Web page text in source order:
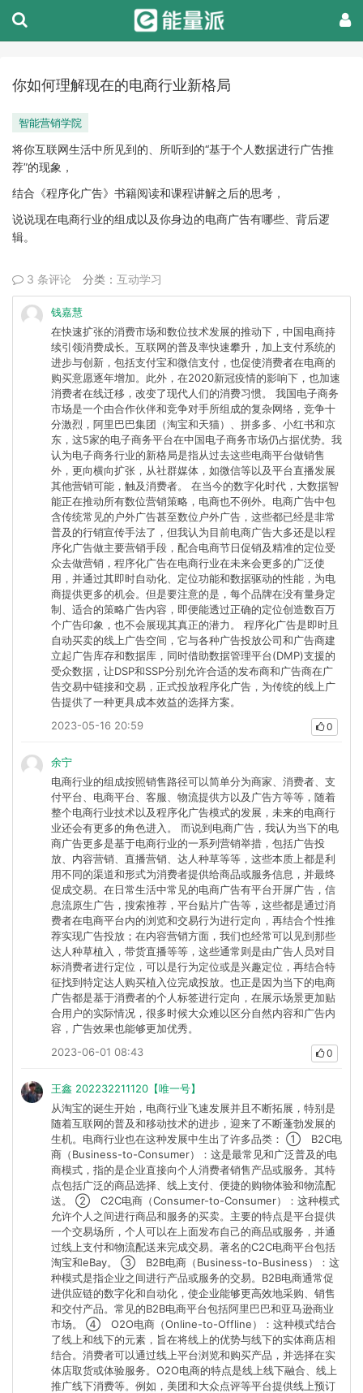
你如何理解现在的电商行业新格局
智能营销学院
将你互联网生活中所见到的、所听到的“基于个人数据进行广告推
荐”的现象，
结合《程序化广告》书籍阅读和课程讲解之后的思考，
说说现在电商行业的组成以及你身边的电商广告有哪些、背后逻
辑。
3 条评论 分类： 互动学习
钱嘉慧
在快速扩张的消费市场和数位技术发展的推动下，中国电商持
续引领消费成长。互联网的普及率快速攀升，加上支付系统的
进步与创新，包括支付宝和微信支付，也促使消费者在电商的
购买意愿逐年增加。此外，在2020新冠疫情的影响下，也加速
消费者在线迁移，改变了现代人们的消费习惯。 我国电子商务
市场是一个由合作伙伴和竞争对手所组成的复杂网络，竞争十
分激烈，阿里巴巴集团（淘宝和天猫）、拼多多、小红书和京
东，这5家的电子商务平台在中国电子商务市场仍占据优势。我
认为电子商务行业的新格局是指从过去这些电商平台做销售
外，更向横向扩张，从社群媒体，如微信等以及平台直播发展
其他营销可能，触及消费者。 在当今的数字化时代，大数据智
能正在推动所有数位营销策略，电商也不例外。电商广告中包
含传统常见的户外广告甚至数位户外广告，这些都已经是非常
普及的行销宣传手法了，但我认为目前电商广告大多还是以程
序化广告做主要营销手段，配合电商节日促销及精准的定位受
众去做营销，程序化广告在电商行业在未来会更多的广泛使
用，并通过其即时自动化、定位功能和数据驱动的性能，为电
商提供更多的机会。但是要注意的是，每个品牌在没有量身定
制、适合的策略广告内容，即便能透过正确的定位创造数百万
个广告印象，也不会展现其真正的潜力。 程序化广告是即时且
自动买卖的线上广告空间，它与各种广告投放公司和广告商建
立起广告库存和数据库，同时借助数据管理平台(DMP)支援的
受众数据，让DSP和SSP分别允许合适的发布商和广告商在广
告交易中链接和交易，正式投放程序化广告，为传统的线上广
告提供了一种更具成本效益的选择方案。
2023-05-16 20:59
0
余宁
电商行业的组成按照销售路径可以简单分为商家、消费者、支
付平台、电商平台、客服、物流提供方以及广告方等等，随着
整个电商行业技术以及程序化广告模式的发展，未来的电商行
业还会有更多的角色进入。 而说到电商广告，我认为当下的电
商广告更多是基于电商行业的一系列营销举措，包括广告投
放、内容营销、直播营销、达人种草等等，这些本质上都是利
用不同的渠道和形式为消费者提供给商品或服务信息，并最终
促成交易。在日常生活中常见的电商广告有平台开屏广告，信
息流原生广告，搜索推荐，平台贴片广告等，这些都是通过消
费者在电商平台内的浏览和交易行为进行定向，再结合个性推
荐实现广告投放；在内容营销方面，我们也经常可以见到那些
达人种草植入，带货直播等等，这些通常则是由广告人员对目
标消费者进行定位，可以是行为定位或是兴趣定位，再结合特
征找到特定达人购买植入位完成投放。也正是因为当下的电商
广告都是基于消费者的个人标签进行定向，在展示场景更加贴
合用户的实际情况，很多时候大众难以区分自然内容和广告内
容，广告效果也能够更加优秀。
2023-06-01 08:43
0
王鑫 202232211120【唯一号】
从淘宝的诞生开始，电商行业飞速发展并且不断拓展，特别是
随着互联网的普及和移动技术的进步，迎来了不断蓬勃发展的
生机。电商行业也在这种发展中生出了许多品类： ① B2C电
商（Business-to-Consumer）：这是最常见和广泛普及的电
商模式，指的是企业直接向个人消费者销售产品或服务。其特
点包括广泛的商品选择、线上支付、便捷的购物体验和物流配
送。 ② C2C电商（Consumer-to-Consumer）：这种模式
允许个人之间进行商品和服务的买卖。主要的特点是平台提供
一个交易场所，个人可以在上面发布自己的商品或服务，并通
过线上支付和物流配送来完成交易。著名的C2C电商平台包括
淘宝和eBay。 ③ B2B电商（Business-to-Business）：这
种模式是指企业之间进行产品或服务的交易。B2B电商通常促
进供应链的数字化和自动化，使企业能够更高效地采购、销售
和交付产品。常见的B2B电商平台包括阿里巴巴和亚马逊商业
市场。 ④ O2O电商（Online-to-Offline）：这种模式结合
了线上和线下的元素，旨在将线上的优势与线下的实体商店相
结合。消费者可以通过线上平台浏览和购买产品，并选择在实
体店取货或体验服务。O2O电商的特点是线上线下融合、线上
推广线下消费等。例如，美团和大众点评等平台提供线上预订